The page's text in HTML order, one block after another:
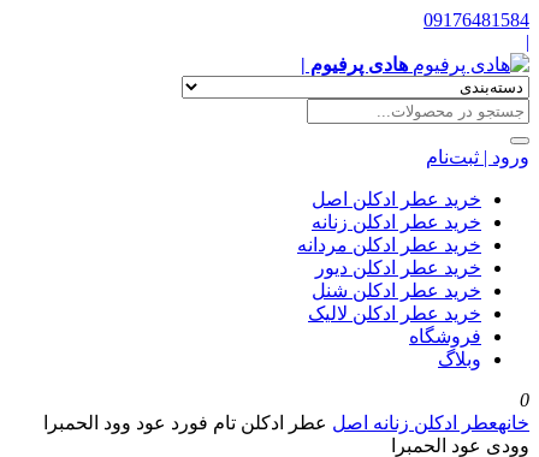
09176481584
|
هادی پرفیوم |
ورود | ثبت‌نام
خرید عطر ادکلن اصل
خرید عطر ادکلن زنانه
خرید عطر ادکلن مردانه
خرید عطر ادکلن دیور
خرید عطر ادکلن شنل
خرید عطر ادکلن لالیک
فروشگاه
وبلاگ
0
خانهعطر ادکلن زنانه اصل عطر ادکلن تام فورد عود وود الحمبرا
وودی عود الحمبرا